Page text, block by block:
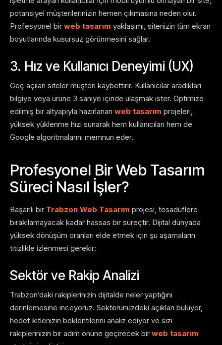
potansiyel müşterilerinizin hemen çıkmasına neden olur.
Profesyonel bir web tasarım yaklaşımı, sitenizin tüm ekran
boyutlarında kusursuz görünmesini sağlar.
3. Hız ve Kullanıcı Deneyimi (UX)
Geç açılan siteler müşteri kaybettirir. Kullanıcılar aradıkları
bilgiye veya ürüne 3 saniye içinde ulaşmak ister. Optimize
edilmiş bir altyapıyla hazırlanan web tasarım projeleri,
yüksek yüklenme hızı sunarak hem kullanıcıları hem de
Google algoritmalarını memnun eder.
Profesyonel Bir Web Tasarım
Süreci Nasıl İşler?
Başarılı bir Trabzon Web Tasarım projesi, tesadüflere
bırakılamayacak kadar hassas bir süreçtir. Dijital dünyada
yüksek dönüşüm oranları elde etmek için şu aşamaların
titizlikle izlenmesi gerekir:
Sektör ve Rakip Analizi
Trabzon’daki rakiplerinizin dijitalde neler yaptığını
derinlemesine inceyoruz. Sektörünüzdeki açıkları buluyor,
hedef kitlenizin beklentilerini analiz ediyor ve sizi
rakiplerinizin bir adım önüne geçirecek bir web tasarım